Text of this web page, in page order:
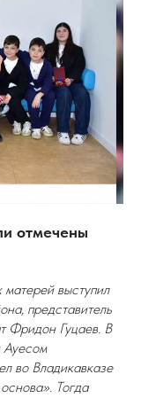
отмечены
выступил
представитель
Фридон Гуцаев. В
Ауесом
во Владикавказе
Тогда